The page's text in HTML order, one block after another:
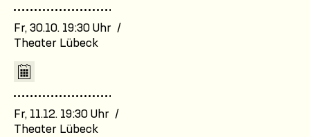
Fr, 30.10. 19:30 Uhr /
Theater Lübeck
Fr, 11.12. 19:30 Uhr /
Theater Lübeck